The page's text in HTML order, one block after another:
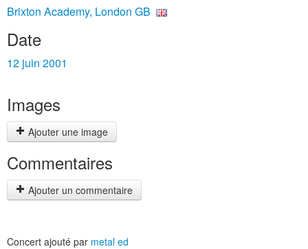
Brixton Academy, London GB
Date
12 juin 2001
Images
Ajouter une image
Commentaires
Ajouter un commentaire
Concert ajouté par metal ed